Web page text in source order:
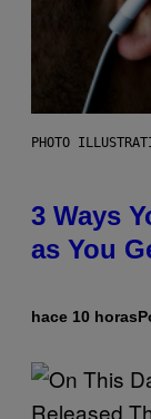
PHOTO
3 Ways
as You
hace 10 horas